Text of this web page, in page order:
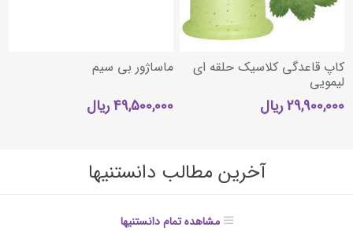
کاپ قاعدگی کلاسیک حلقه ای
لیمویی
29,900,000 ریال
ماساژور بی سیم
49,500,000 ریال
آخرین مطالب دانستنیها
مشاهده تمام دانستنیها